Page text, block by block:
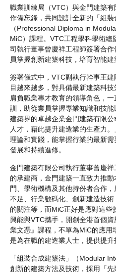
職業訓練局（VTC）與金門建築
作備忘錄，共同設計全新的「組裝
（Professional Diploma in
MiC）課程。VTC工程學科學術
司執行董事曾慶祥工程師簽署合
員掌握創新建築科技，培育智能建
簽署儀式中，VTC副執行幹事王
目越來越多，對具備最新建築科
肩負職業專才教育的領導角色，
訓，助從業員掌握專業知識和技
建築界的卓越企業金門建築有限
人才，藉此提升建造業的生產力
理論和實踐，能掌握行業的最新
發展和持續進修。
金門建築有限公司執行董事曾慶
的承建商，金門建築一直致力推
門、學術機構及其他持份者合作
不足、行業數碼化、創新建造技
的關注等，而MiC正好是應對這些
興能與VTC攜手，開創全港首個
業文憑』課程，不單為MiC的應用
是為在職的建造業人士，提供提升
「組裝合成建築法」（Modular
創新的建築方法及技術，採用「